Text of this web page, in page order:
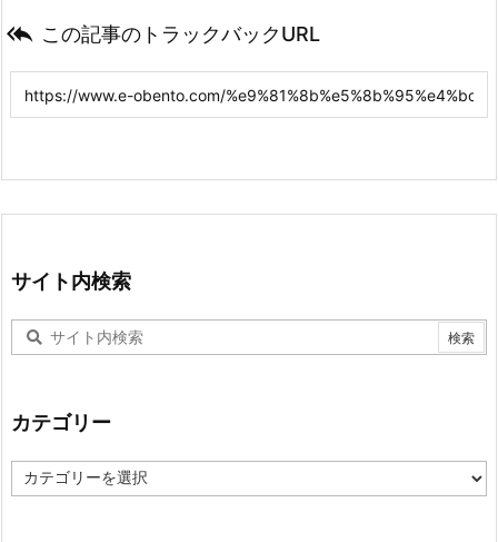
 この記事のトラックバックURL
サイト内検索
カテゴリー
テ